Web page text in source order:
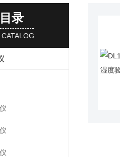
录